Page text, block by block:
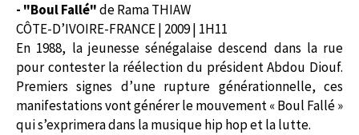
- "Boul Fallé"de Rama THIAW
CÔTE-D’IVOIRE-FRANCE | 2009 | 1H11
En 1988, la jeunesse sénégalaise descend dans la rue
pour contester la réélection du président Abdou Diouf.
Premiers signes d’une rupture générationnelle, ces
manifestations vont générer le mouvement « Boul Fallé »
qui s’exprimera dans la musique hip hop et la lutte.